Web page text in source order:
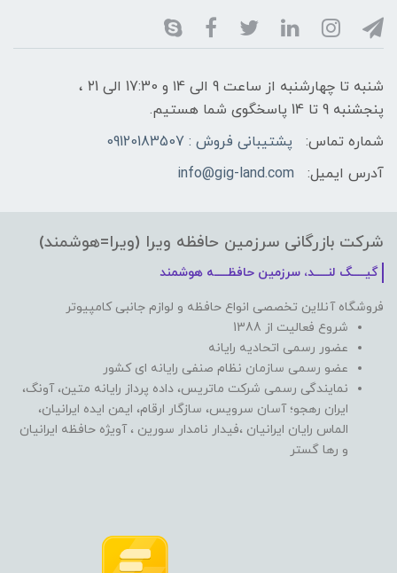
شنبه تا چهارشنبه از ساعت 9 الی ۱4 و 17:30 الی ۲1 ،
پنجشنبه 9 تا 14 پاسخگوی شما هستیم.
شماره تماس:
پشتیبانی فروش : 09120183507
آدرس ایمیل:
info@gig-land.com
شرکت بازرگانی سرزمین حافظه ویرا (ویرا=هوشمند)
گیـــــگ لنـــــد، سرزمین حافظـــــه هوشمند
فروشگاه آنلاین تخصصی انواع حافظه و لوازم جانبی کامپیوتر
شروع فعالیت از 1388
عضور رسمی اتحادیه رایانه
عضو رسمی سازمان نظام صنفی رایانه ای کشور
نمایندگی رسمی شرکت ماتریس، داده پرداز رایانه متین، آونگ،
ایران رهجو؛ آسان سرویس، سازگار ارقام، ایمن ایده ایرانیان،
الماس رایان ایرانیان ،فیدار نامدار سورین ، آویژه حافظه ایرانیان
و رها گستر